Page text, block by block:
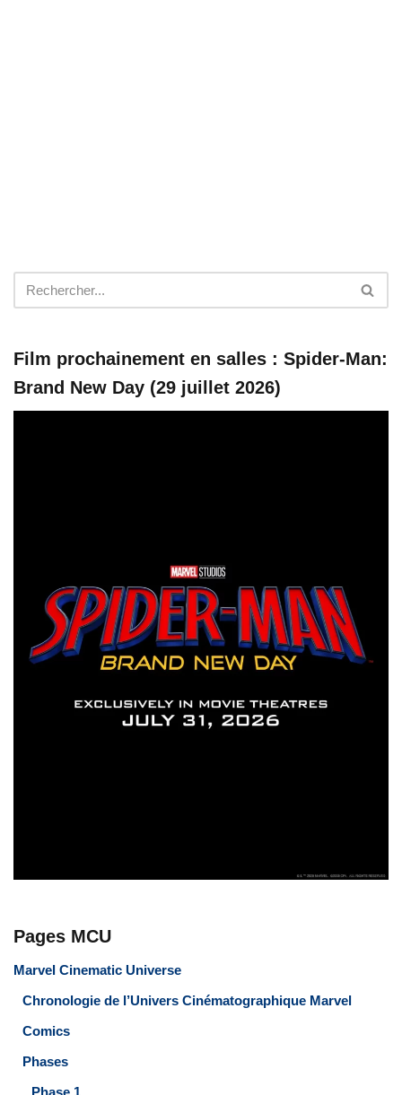
Film prochainement en salles : Spider-Man:
Brand New Day (29 juillet 2026)
Pages MCU
Marvel Cinematic Universe
Chronologie de l’Univers Cinématographique Marvel
Comics
Phases
Phase 1